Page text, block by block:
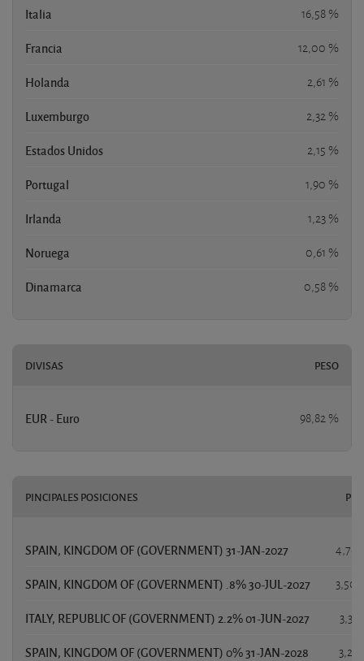
Italia 16,58 %
Francia 12,00 %
Holanda 2,61 %
Luxemburgo 2,32 %
Estados Unidos 2,15 %
Portugal 1,90 %
Irlanda 1,23 %
Noruega 0,61 %
Dinamarca 0,58 %
DIVISAS PESO
EUR - Euro 98,82 %
PINCIPALES POSICIONES
SPAIN, KINGDOM OF (GOVERNMENT) 31-JAN-2027 4,78
SPAIN, KINGDOM OF (GOVERNMENT) .8% 30-JUL-2027 3,50
ITALY, REPUBLIC OF (GOVERNMENT) 2.2% 01-JUN-2027 3,31
SPAIN, KINGDOM OF (GOVERNMENT) 0% 31-JAN-2028 3,21